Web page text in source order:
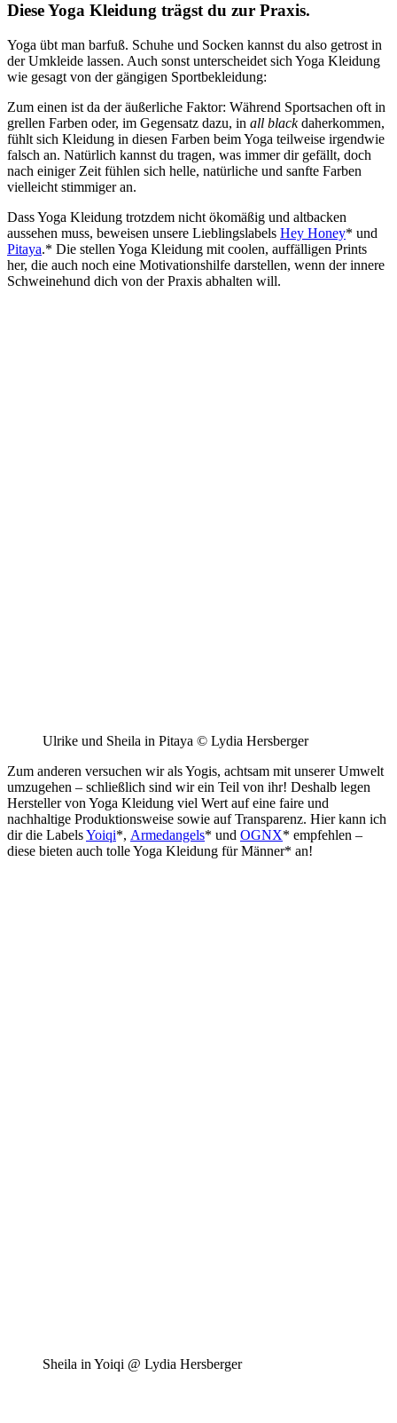
Diese Yoga Kleidung trägst du zur Praxis.
Yoga übt man barfuß. Schuhe und Socken kannst du also getrost in
der Umkleide lassen. Auch sonst unterscheidet sich Yoga Kleidung
wie gesagt von der gängigen Sportbekleidung:
Zum einen ist da der äußerliche Faktor: Während Sportsachen oft in
grellen Farben oder, im Gegensatz dazu, in all blackdaherkommen,
fühlt sich Kleidung in diesen Farben beim Yoga teilweise irgendwie
falsch an. Natürlich kannst du tragen, was immer dir gefällt, doch
nach einiger Zeit fühlen sich helle, natürliche und sanfte Farben
vielleicht stimmiger an.
Dass Yoga Kleidung trotzdem nicht ökomäßig und altbacken
aussehen muss, beweisen unsere Lieblingslabels Hey Honey* und
Pitaya.* Die stellen Yoga Kleidung mit coolen, auffälligen Prints
her, die auch noch eine Motivationshilfe darstellen, wenn der innere
Schweinehund dich von der Praxis abhalten will.
Ulrike und Sheila in Pitaya © Lydia Hersberger
Zum anderen versuchen wir als Yogis, achtsam mit unserer Umwelt
umzugehen – schließlich sind wir ein Teil von ihr! Deshalb legen
Hersteller von Yoga Kleidung viel Wert auf eine faire und
nachhaltige Produktionsweise sowie auf Transparenz. Hier kann ich
dir die LabelsYoiqi*, Armedangels* und OGNX* empfehlen –
diese bieten auch tolle Yoga Kleidung für Männer* an!
Sheila in Yoiqi @ Lydia Hersberger